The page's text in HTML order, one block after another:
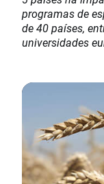
programas de
de 40 países,
universidades